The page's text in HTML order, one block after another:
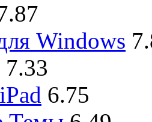
Windows
7.33
6.75